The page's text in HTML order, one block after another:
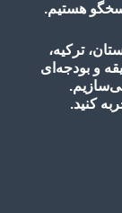
هستیم.
ترکیه،
و بودجه‌ای
کنید.